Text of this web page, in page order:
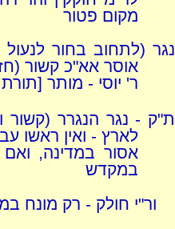
מקום פטור
נגר (לתחוב בחור
אוסר אא"כ קשור
ר' יוסי - מותר
ת"ק - נגר הנגרר (קשור
לארץ - ואין ראשו
אסור במדינה,
במקדש
ור"י חולק - רק מונח